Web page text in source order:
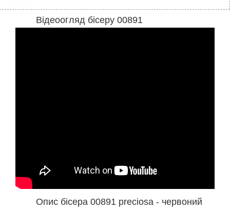
Відеоогляд бісеру 00891
Опис бісера 00891 preciosa - червоний